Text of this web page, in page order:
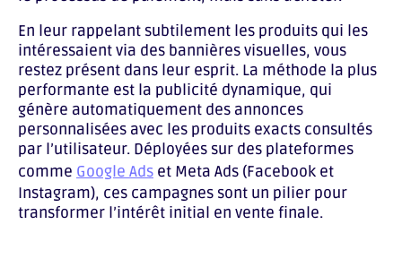
En leur rappelant subtilement les produits qui les
intéressaient via des bannières visuelles, vous
restez présent dans leur esprit. La méthode la plus
performante est la publicité dynamique, qui
génère automatiquement des annonces
personnalisées avec les produits exacts consultés
par l’utilisateur. Déployées sur des plateformes
comme Google Ads et Meta Ads (Facebook et
Instagram), ces campagnes sont un pilier pour
transformer l’intérêt initial en vente finale.